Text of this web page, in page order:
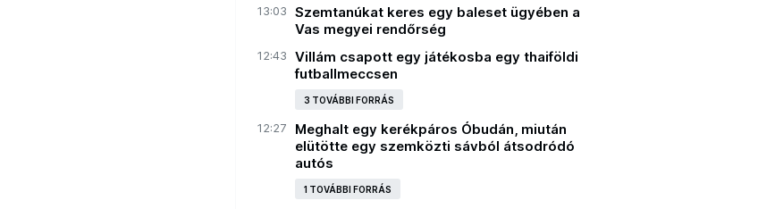
13:03
Szemtanúkat keres egy baleset ügyében a
Vas megyei rendőrség
12:43
Villám csapott egy játékosba egy thaiföldi
futballmeccsen
3 TOVÁBBI FORRÁS
12:27
Meghalt egy kerékpáros Óbudán, miután
elütötte egy szemközti sávból átsodródó
autós
1 TOVÁBBI FORRÁS